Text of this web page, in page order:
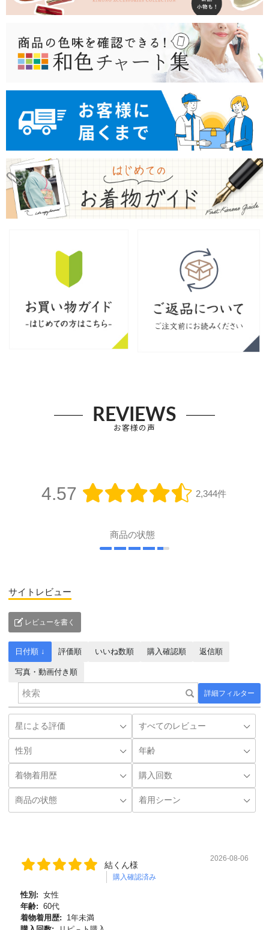
REVIEWS
お客様の声
4.57 2,344件
商品の状態
サイトレビュー
レビューを書く
詳細フィルター
日付順 ↓ 評価順 いいね数順 購入確認順 返信順
写真・動画付き順
結くん様
購入確認済み
2026-08-06
性別: 女性
年齢: 60代
着物着用歴:
1年未満